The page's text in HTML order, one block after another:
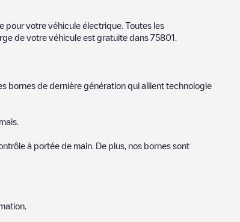
pour votre véhicule électrique. Toutes les
de votre véhicule est gratuite dans 75801
bornes de dernière génération qui allient technologie
à portée de main. De plus, nos bornes sont